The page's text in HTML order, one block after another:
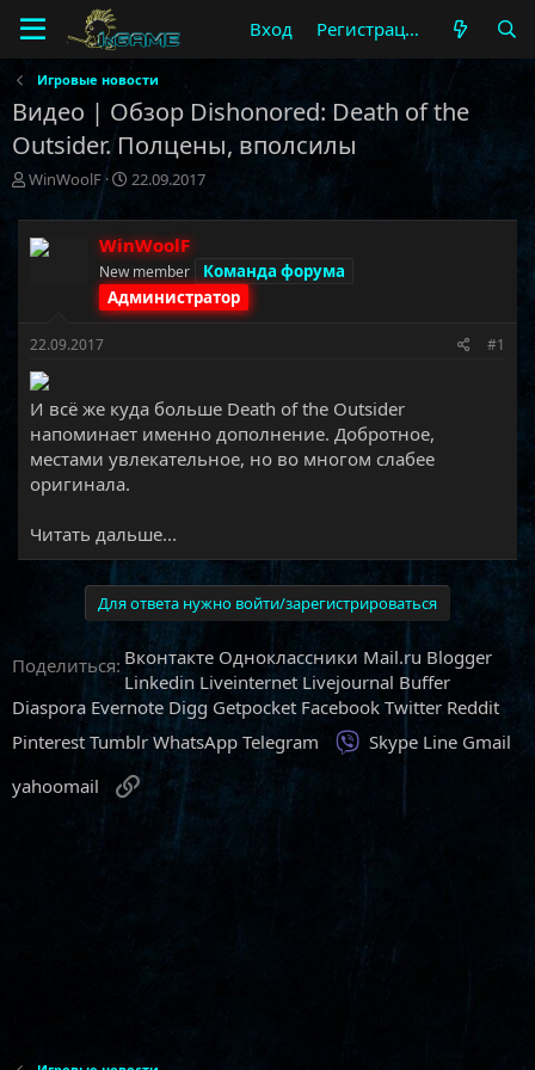
Вход Регистрация
Игровые новости
Видео | Обзор Dishonored: Death of the
Outsider. Полцены, вполсилы
А
т
о
р
ы
WinWoolF
Д
т
а
н
а
ч
22.09.2017
WinWoolF
New member
Команда форума
Администратор
22.09.2017 #1
И всё же куда больше Death of the Outsider
напоминает именно дополнение. Добротное,
местами увлекательное, но во многом слабее
оригинала.​
Читать дальше...
Для ответа нужно войти/зарегистрироваться
Поделиться: Вконтакте Одноклассники Mail.ru Blogger
Linkedin Liveinternet Livejournal Buffer
Diaspora Evernote Digg Getpocket Facebook Twitter Reddit
Pinterest Tumblr WhatsApp Telegram Viber
Skype Line Gmail
yahoomail
Ссылка